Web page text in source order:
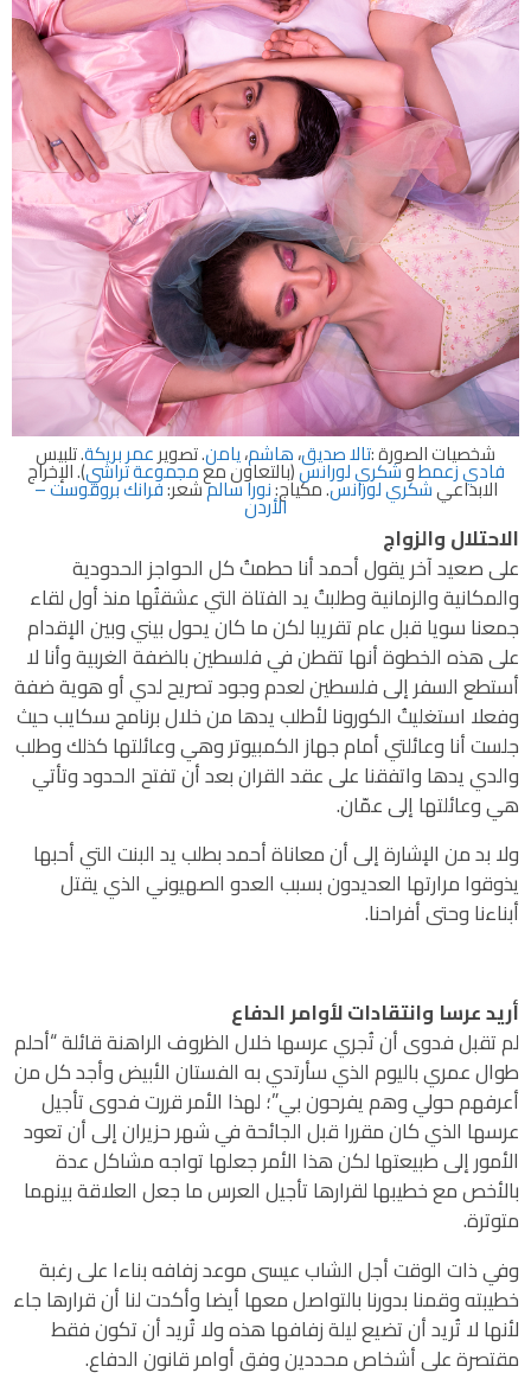
شخصيات الصورة :تالا صديق،هاشم،يامن. تصويرعمر بريكة. تلبيس
فادي زعمطوشكري لورانس(بالتعاون معمجموعة تراشي). الإخراج
الابداعيشكري لورانس. مكياج:نورا سالمشعر:فرانك بروڤوست –
الأردن
الاحتلال والزواج
على صعيد آخر يقول أحمد أنا حطمتُ كل الحواجز الحدودية
والمكانية والزمانية وطلبتُ يد الفتاة التي عشقتُها منذ أول لقاء
جمعنا سويا قبل عام تقريبا لكن ما كان يحول بيني وبين الإقدام
على هذه الخطوة أنها تقطن في فلسطين بالضفة الغربية وأنا لا
أستطع السفر إلى فلسطين لعدم وجود تصريح لدي أو هوية ضفة
وفعلا استغليتُ الكورونا لأطلب يدها من خلال برنامج سكايب حيث
جلست أنا وعائلتي أمام جهاز الكمبيوتر وهي وعائلتها كذلك وطلب
والدي يدها واتفقنا على عقد القران بعد أن تفتح الحدود وتأتي
هي وعائلتها إلى عمّان.
ولا بد من الإشارة إلى أن معاناة أحمد بطلب يد البنت التي أحبها
يذوقوا مرارتها العديدون بسبب العدو الصهيوني الذي يقتل
أبناءنا وحتى أفراحنا.
أريد عرسا وانتقادات لأوامر الدفاع
لم تقبل فدوى أن تُجري عرسها خلال الظروف الراهنة قائلة “أحلم
طوال عمري باليوم الذي سأرتدي به الفستان الأبيض وأجد كل من
أعرفهم حولي وهم يفرحون بي”؛ لهذا الأمر قررت فدوى تأجيل
عرسها الذي كان مقررا قبل الجائحة في شهر حزيران إلى أن تعود
الأمور إلى طبيعتها لكن هذا الأمر جعلها تواجه مشاكل عدة
بالأخص مع خطيبها لقرارها تأجيل العرس ما جعل العلاقة بينهما
متوترة.
وفي ذات الوقت أجل الشاب عيسى موعد زفافه بناءا على رغبة
خطيبته وقمنا بدورنا بالتواصل معها أيضا وأكدت لنا أن قرارها جاء
لأنها لا تُريد أن تضيع ليلة زفافها هذه ولا تُريد أن تكون فقط
مقتصرة على أشخاص محددين وفق أوامر قانون الدفاع.